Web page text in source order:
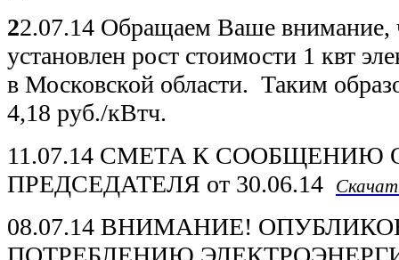
22.07.14 Обращаем Ваше внимание,
установлен рост стоимости 1 квт
в Московской области. Таким
4,18 руб./кВтч.
11.07.14 СМЕТА К СООБЩЕНИЮ
ПРЕДСЕДАТЕЛЯ от 30.06.14
08.07.14 ВНИМАНИЕ!